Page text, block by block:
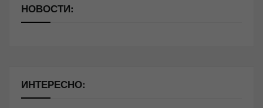
НОВОСТИ:
ИНТЕРЕСНО: